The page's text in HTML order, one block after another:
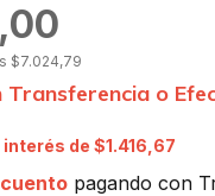
$7.024,79
Transferencia o
interés de$1.416,67
pagando con